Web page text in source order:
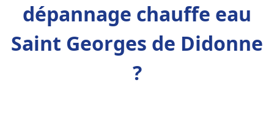
dépannage chauffe eau
Saint Georges de Didonne
?